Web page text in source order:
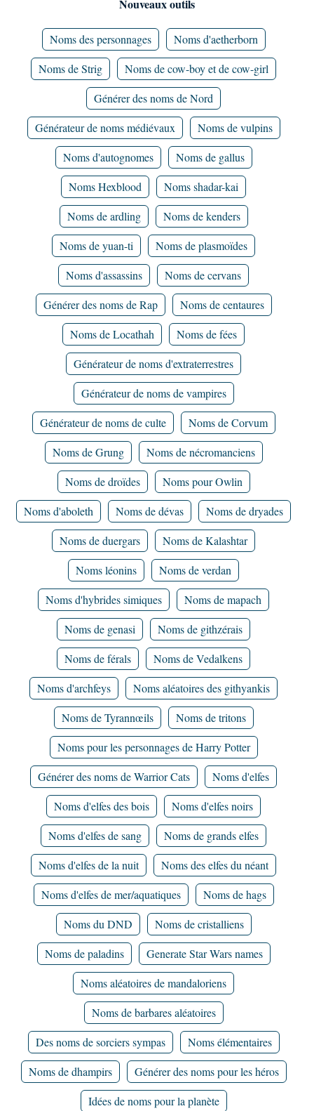
Nouveaux outils
Noms des personnages
Noms d'aetherborn
Noms de Strig
Noms de cow-boy et de cow-girl
Générer des noms de Nord
Générateur de noms médiévaux
Noms de vulpins
Noms d'autognomes
Noms de gallus
Noms Hexblood
Noms shadar-kai
Noms de ardling
Noms de kenders
Noms de yuan-ti
Noms de plasmoïdes
Noms d'assassins
Noms de cervans
Générer des noms de Rap
Noms de centaures
Noms de Locathah
Noms de fées
Générateur de noms d'extraterrestres
Générateur de noms de vampires
Générateur de noms de culte
Noms de Corvum
Noms de Grung
Noms de nécromanciens
Noms de droïdes
Noms pour Owlin
Noms d'aboleth
Noms de dévas
Noms de dryades
Noms de duergars
Noms de Kalashtar
Noms léonins
Noms de verdan
Noms d'hybrides simiques
Noms de mapach
Noms de genasi
Noms de githzérais
Noms de férals
Noms de Vedalkens
Noms d'archfeys
Noms aléatoires des githyankis
Noms de Tyrannœils
Noms de tritons
Noms pour les personnages de Harry Potter
Générer des noms de Warrior Cats
Noms d'elfes
Noms d'elfes des bois
Noms d'elfes noirs
Noms d'elfes de sang
Noms de grands elfes
Noms d'elfes de la nuit
Noms des elfes du néant
Noms d'elfes de mer/aquatiques
Noms de hags
Noms du DND
Noms de cristalliens
Noms de paladins
Generate Star Wars names
Noms aléatoires de mandaloriens
Noms de barbares aléatoires
Des noms de sorciers sympas
Noms élémentaires
Noms de dhampirs
Générer des noms pour les héros
Idées de noms pour la planète